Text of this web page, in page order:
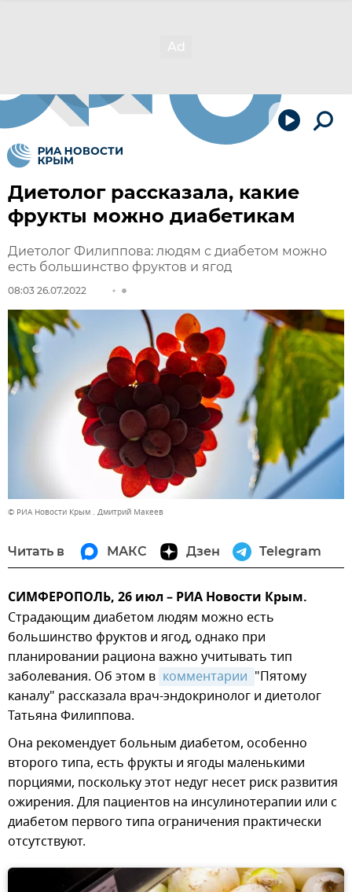
Диетолог рассказала, какие
фрукты можно диабетикам
Диетолог Филиппова: людям с диабетом можно
есть большинство фруктов и ягод
08:03 26.07.2022
© РИА Новости Крым . Дмитрий Макеев
Читать в МАКС Дзен Telegram
СИМФЕРОПОЛЬ, 26 июл – РИА Новости Крым.
Страдающим диабетом людям можно есть
большинство фруктов и ягод, однако при
планировании рациона важно учитывать тип
заболевания. Об этом в комментарии "Пятому
каналу" рассказала врач-эндокринолог и диетолог
Татьяна Филиппова.
Она рекомендует больным диабетом, особенно
второго типа, есть фрукты и ягоды маленькими
порциями, поскольку этот недуг несет риск развития
ожирения. Для пациентов на инсулинотерапии или с
диабетом первого типа ограничения практически
отсутствуют.